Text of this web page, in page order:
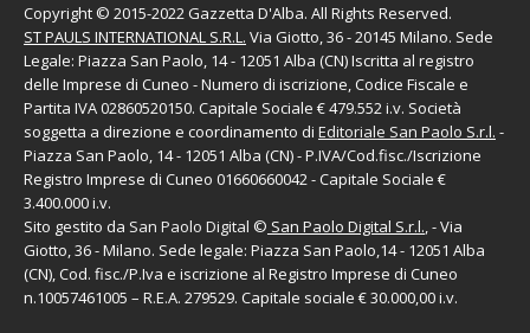
Copyright © 2015-2022 Gazzetta D'Alba. All Rights Reserved.
ST PAULS INTERNATIONAL S.R.L. Via Giotto, 36 - 20145 Milano. Sede
Legale: Piazza San Paolo, 14 - 12051 Alba (CN) Iscritta al registro
delle Imprese di Cuneo - Numero di iscrizione, Codice Fiscale e
Partita IVA 02860520150. Capitale Sociale € 479.552 i.v. Società
soggetta a direzione e coordinamento di Editoriale San Paolo S.r.l. -
Piazza San Paolo, 14 - 12051 Alba (CN) - P.IVA/Cod.fisc./Iscrizione
Registro Imprese di Cuneo 01660660042 - Capitale Sociale €
3.400.000 i.v.
Sito gestito da San Paolo Digital © San Paolo Digital S.r.l., - Via
Giotto, 36 - Milano. Sede legale: Piazza San Paolo,14 - 12051 Alba
(CN), Cod. fisc./P.Iva e iscrizione al Registro Imprese di Cuneo
n.10057461005 – R.E.A. 279529. Capitale sociale € 30.000,00 i.v.